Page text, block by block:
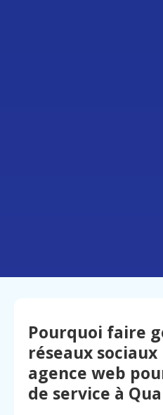
Pourquoi faire
réseaux
agence web
de service à